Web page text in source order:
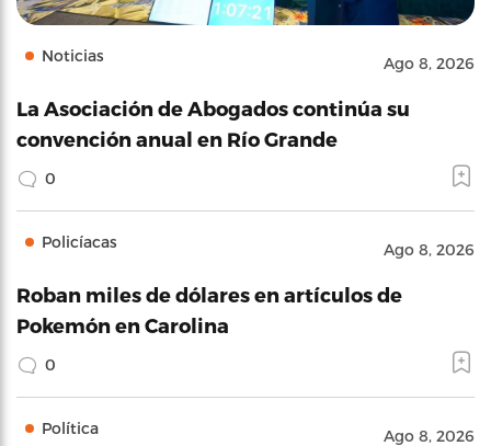
Noticias Ago 8, 2026
La Asociación de Abogados continúa su
convención anual en Río Grande
0
Policíacas Ago 8, 2026
Roban miles de dólares en artículos de
Pokemón en Carolina
0
Política Ago 8, 2026